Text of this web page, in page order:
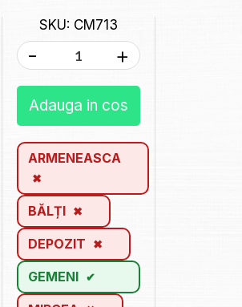
SKU: CM713
- +
Adauga in cos
ARMENEASCA
BĂLȚI
DEPOZIT
GEMENI